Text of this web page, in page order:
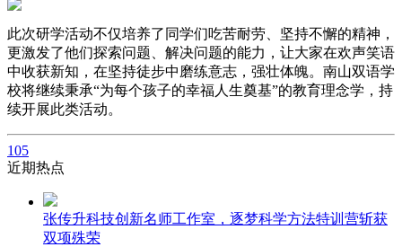
此次研学活动不仅培养了同学们吃苦耐劳、坚持不懈的精神，
更激发了他们探索问题、解决问题的能力，让大家在欢声笑语
中收获新知，在坚持徒步中磨练意志，强壮体魄。南山双语学
校将继续秉承“为每个孩子的幸福人生奠基”的教育理念学，持
续开展此类活动。
105
近期热点
张传升科技创新名师工作室，逐梦科学方法特训营斩获
双项殊荣